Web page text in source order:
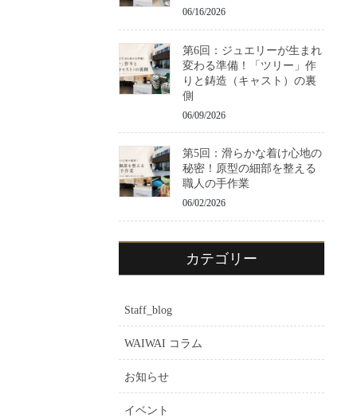
06/16/2026
第6回：ジュエリーが生まれ
変わる準備！「ツリー」作
りと鋳造（キャスト）の裏
側
06/09/2026
第5回：滑らかな着け心地の
秘密！原型の細部を整える
職人の手作業
06/02/2026
カテゴリー
Staff_blog
WAIWAI コラム
お知らせ
イベント